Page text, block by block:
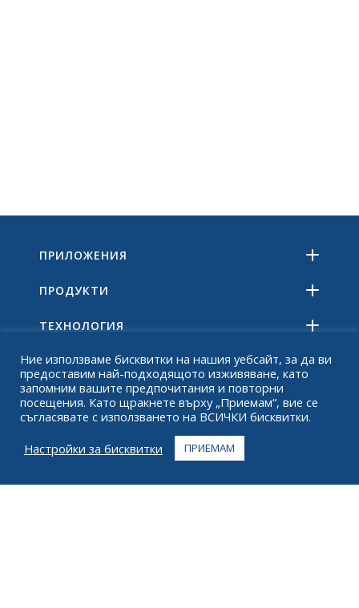
ПРИЛОЖЕНИЯ
ПРОДУКТИ
ТЕХНОЛОГИЯ
РЕСУРСИ
ОТНОСНО
Ние използваме бисквитки на нашия уебсайт, за да ви
предоставим най-подходящото изживяване, като
запомним вашите предпочитания и повторни
посещения. Като щракнете върху „Приемам“, вие се
съгласявате с използването на ВСИЧКИ бисквитки.
Настройки за бисквитки
ПРИЕМАМ